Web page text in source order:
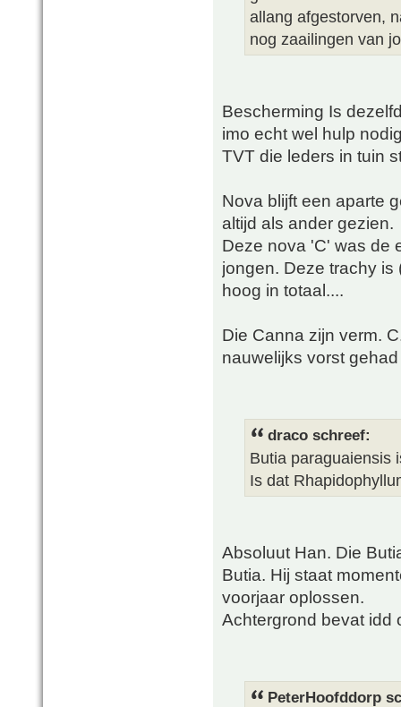
allang afgestorven,
nog zaailingen van
Bescherming Is
imo echt wel hulp
TVT die leders in tuin
Nova blijft een aparte
altijd als ander gezien.
Deze nova 'C' was de
jongen. Deze trachy
hoog in totaal....
Die Canna zijn verm.
nauwelijks vorst
draco schreef:
Butia paraguaiensis
Is dat
Absoluut Han. Die
Butia. Hij staat
voorjaar oplossen.
Achtergrond bevat idd
PeterHoofddorp